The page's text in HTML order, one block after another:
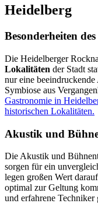
Heidelberg
Besonderheiten
Die Heidelberger
Lokalitäten der Stadt
nur eine
Symbiose aus
Gastronomie in
historischen Lokalitäten.
Akustik und
Die Akustik und
sorgen für ein
legen großen Wert
optimal zur Geltung
und erfahrene Techniker